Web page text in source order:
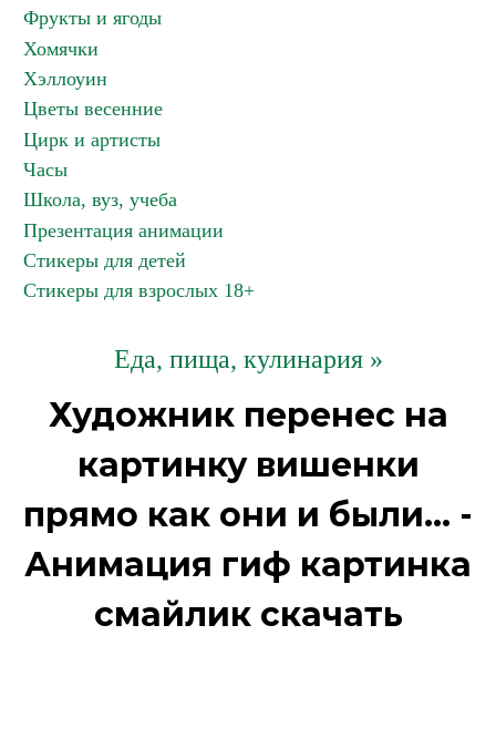
Фрукты и ягоды
Хомячки
Хэллоуин
Цветы весенние
Цирк и артисты
Часы
Школа, вуз, учеба
Презентация анимации
Стикеры для детей
Стикеры для взрослых 18+
Еда, пища, кулинария »
Художник перенес на
картинку вишенки
прямо как они и были... -
Анимация гиф картинка
смайлик скачать